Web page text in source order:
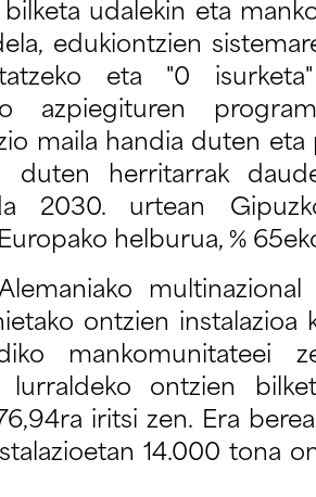
udalekin eta
edukiontzien
eta "0
azpiegituren
maila handia duten
duten herritarrak
2030. urtean
helburua, %
Alemaniako
ontzien instalazioa
mankomunitateei
lurraldeko ontzien
iritsi zen. Era
14.000 tona